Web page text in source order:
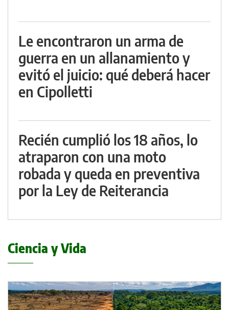
Le encontraron un arma de
guerra en un allanamiento y
evitó el juicio: qué deberá hacer
en Cipolletti
Recién cumplió los 18 años, lo
atraparon con una moto
robada y queda en preventiva
por la Ley de Reiterancia
Ciencia y Vida